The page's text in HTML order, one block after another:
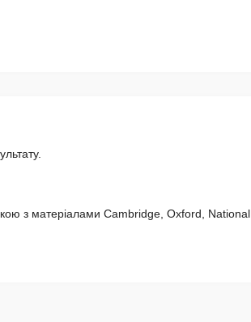
з матеріалами Cambridge, Oxford, National